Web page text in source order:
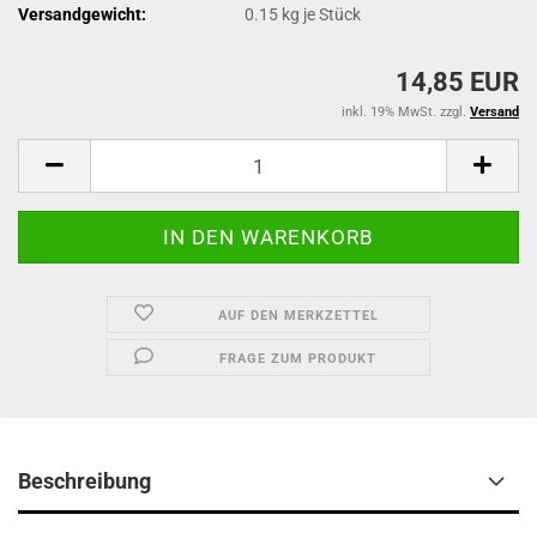
Versandgewicht: 0.15 kg je Stück
14,85 EUR
inkl. 19% MwSt. zzgl. Versand
AUF DEN MERKZETTEL
FRAGE ZUM PRODUKT
Beschreibung